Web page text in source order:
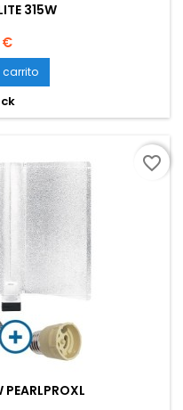
315W
€
carrito
PEARLPROXL
favorite_border